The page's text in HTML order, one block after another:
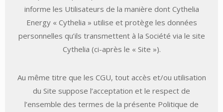
informe les Utilisateurs de la manière dont Cythelia
Energy « Cythelia » utilise et protège les données
personnelles qu’ils transmettent à la Société via le site
Cythelia (ci-après le « Site »).
Au même titre que les CGU, tout accès et/ou utilisation
du Site suppose l’acceptation et le respect de
l’ensemble des termes de la présente Politique de